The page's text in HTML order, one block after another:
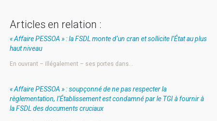
Articles en relation :
« Affaire PESSOA » : la FSDL monte d’un cran et sollicite l’État au plus
haut niveau
En ouvrant – illégalement – ses portes dans…
« Affaire PESSOA » : soupçonné de ne pas respecter la
règlementation, l’Établissement est condamné par le TGI à fournir à
la FSDL des documents cruciaux